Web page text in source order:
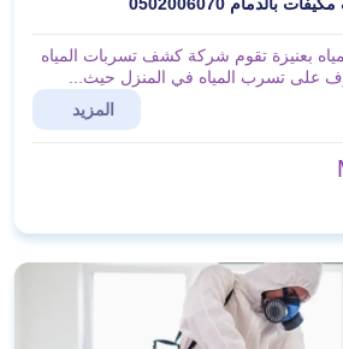
بعنيزة تقوم شركة كشف تسربات المياه
على تسرب المياه في المنزل حيث...
المزيد